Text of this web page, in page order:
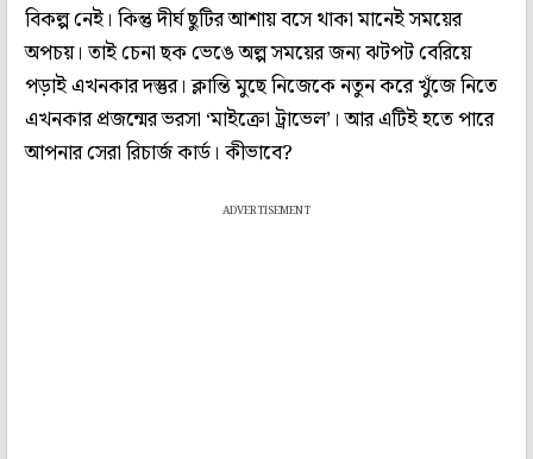
বিকল্প নেই। কিন্তু দীর্ঘ ছুটির আশায় বসে থাকা মানেই সময়ের
অপচয়। তাই চেনা ছক ভেঙে অল্প সময়ের জন্য ঝটপট বেরিয়ে
পড়াই এখনকার দস্তুর। ক্লান্তি মুছে নিজেকে নতুন করে খুঁজে নিতে
এখনকার প্রজন্মের ভরসা ‘মাইক্রো ট্রাভেল’। আর এটিই হতে পারে
আপনার সেরা রিচার্জ কার্ড। কীভাবে?
ADVERTISEMENT